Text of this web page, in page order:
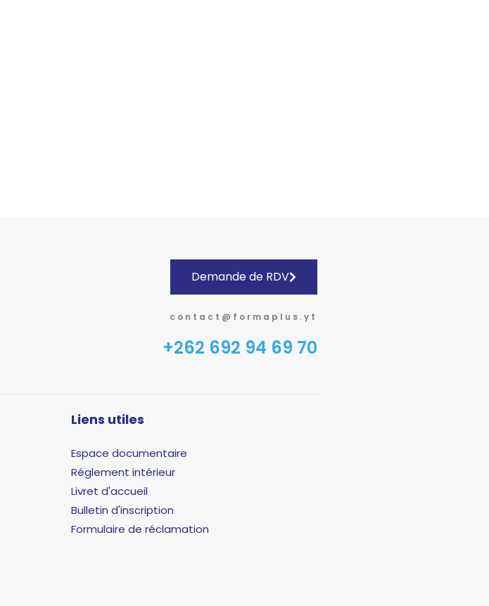
Demande de RDV
contact@formaplus.yt
+262 692 94 69 70
Liens utiles
Espace documentaire
Réglement intérieur
Livret d'accueil
Bulletin d'inscription
Formulaire de réclamation